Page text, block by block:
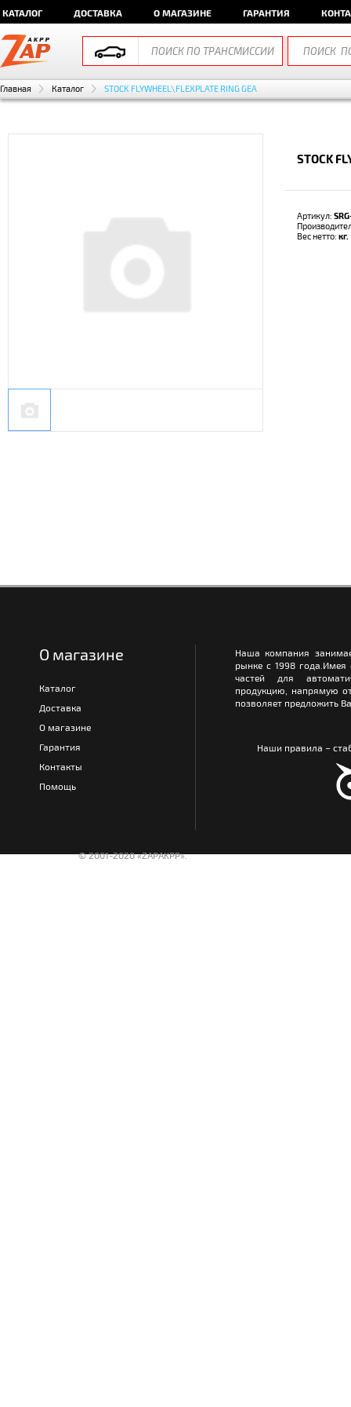
КАТАЛОГ ДОСТАВКА О МАГАЗИНЕ ГАРАНТИЯ
Главная Каталог STOCK FLYWHEEL\FLEXPLATE RING GEA
STOCK
Артикул:
Вес нетто: кг.
О магазине
Каталог
Доставка
О магазине
Гарантия
Контакты
Помощь
Наша компания
рынке с 1998
частей для
продукцию, напрямую
позволяет предложить
Наши правила –
© 2001-2020 «ZAPAKPP».